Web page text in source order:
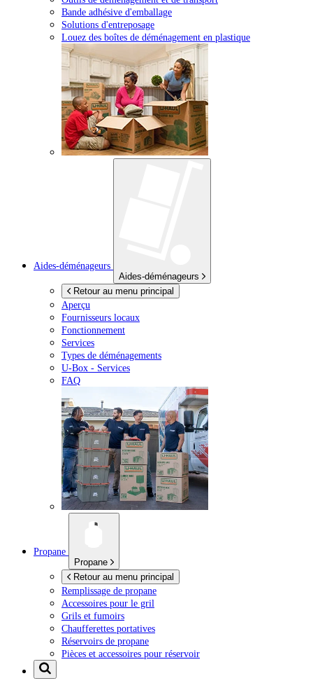
Bande adhésive d'emballage
Solutions d'entreposage
Louez des boîtes de déménagement en plastique
Aides-déménageurs
Aides-déménageurs
Retour au menu principal
Aperçu
Fournisseurs locaux
Fonctionnement
Services
Types de déménagements
U-Box - Services
FAQ
Propane
Propane
Retour au menu principal
Remplissage de propane
Accessoires pour le gril
Grils et fumoirs
Chaufferettes portatives
Réservoirs de propane
Pièces et accessoires pour réservoir